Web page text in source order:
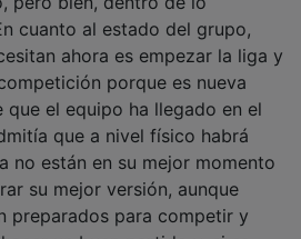
cuanto al estado del grupo,
ahora es empezar la liga y
porque es nueva
el equipo ha llegado en el
que a nivel físico habrá
no están en su mejor momento
su mejor versión, aunque
preparados para competir y
un buen partido y, si es